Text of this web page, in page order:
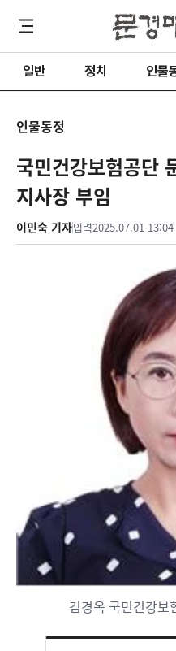
일반 정치 인물
인물동정
국민건강보험공단
지사장 부임
이민숙 기자입력2025.07.01 13:04
김경옥 국민건강보